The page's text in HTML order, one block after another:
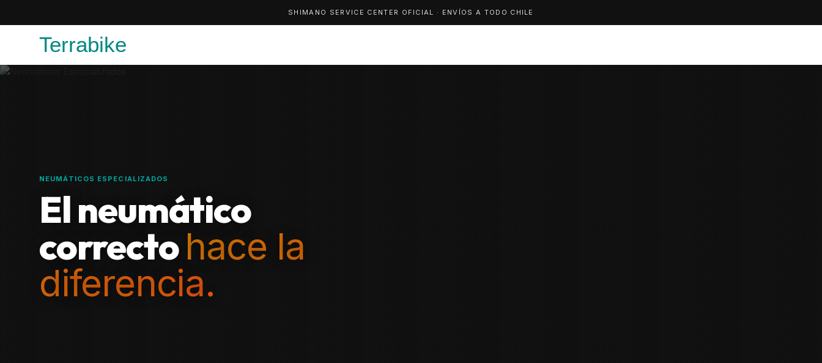
SHIMANO SERVICE CENTER OFICIAL · ENVÍOS A TODO CHILE
Terrabike
NEUMÁTICOS ESPECIALIZADOS
El neumático
correctohace la
diferencia.